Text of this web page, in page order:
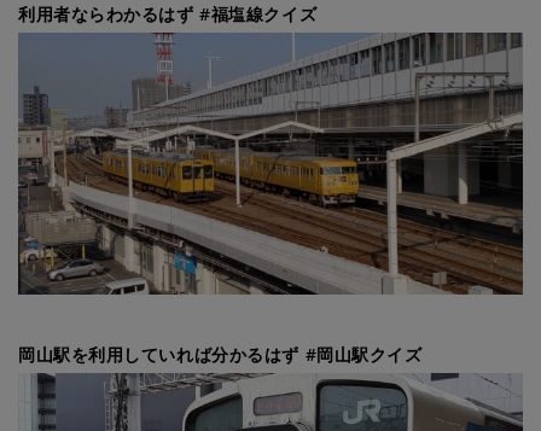
利用者ならわかるはず #福塩線クイズ
岡山駅を利用していれば分かるはず #岡山駅クイズ